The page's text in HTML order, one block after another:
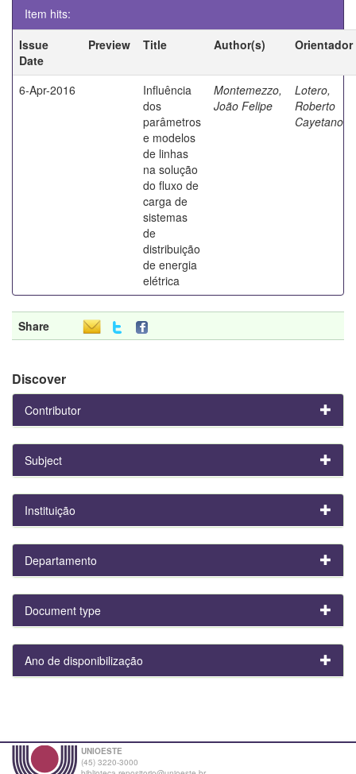
Item hits:
Issue
Date
Preview Title Author(s) Orientador
6-Apr-2016
Influência
dos
parâmetros
e modelos
de linhas
na solução
do fluxo de
carga de
sistemas
de
distribuição
de energia
elétrica
Montemezzo,
João Felipe
Lotero,
Roberto
Cayetano
Share
Discover
Contributor
Subject
Instituição
Departamento
Document type
Ano de disponibilização
UNIOESTE
(45) 3220-3000